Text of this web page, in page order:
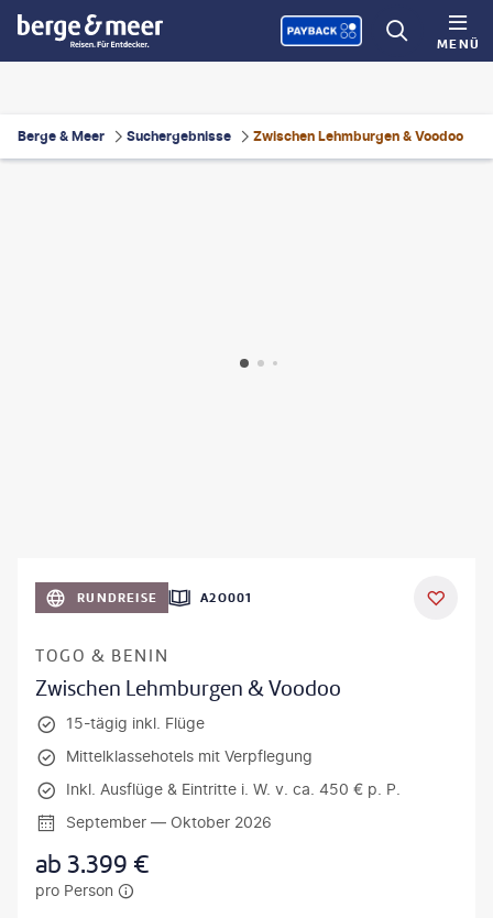
MENÜ
Berge & Meer Suchergebnisse Zwischen Lehmburgen & Voodoo
RUNDREISE A2O001
TOGO & BENIN
Zwischen Lehmburgen & Voodoo
15-tägig inkl. Flüge
Mittelklassehotels mit Verpflegung
Inkl. Ausflüge & Eintritte i. W. v. ca. 450 € p. P.
September — Oktober 2026
ab3.399 €
pro Person